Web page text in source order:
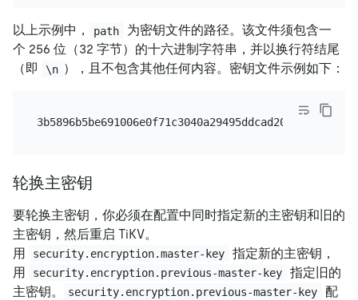
以上示例中， path
为密钥文件的路径。该文件须包含一
个 256 位（32 字节）的十六进制字符串，并以换行符结尾
（即
\n ），且不包含其他任何内容。密钥文件示例如下：
轮换主密钥
要轮换主密钥，你必须在配置中同时指定新的主密钥和旧的
主密钥，然后重启 TiKV。
用
security.encryption.master-key
指定新的主密钥，
用
security.encryption.previous-master-key
指定旧的
主密钥。
security.encryption.previous-master-key
配